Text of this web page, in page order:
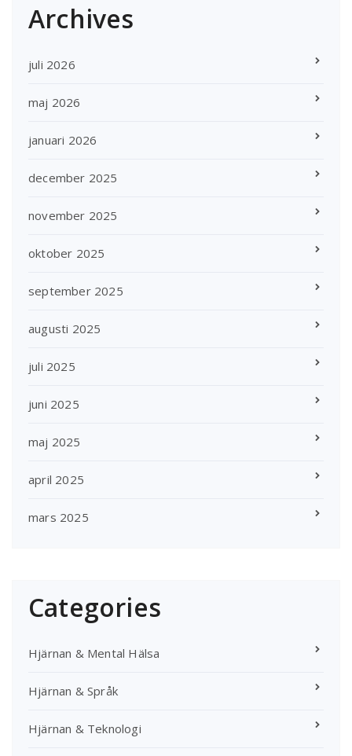
Archives
juli 2026
maj 2026
januari 2026
december 2025
november 2025
oktober 2025
september 2025
augusti 2025
juli 2025
juni 2025
maj 2025
april 2025
mars 2025
Categories
Hjärnan & Mental Hälsa
Hjärnan & Språk
Hjärnan & Teknologi